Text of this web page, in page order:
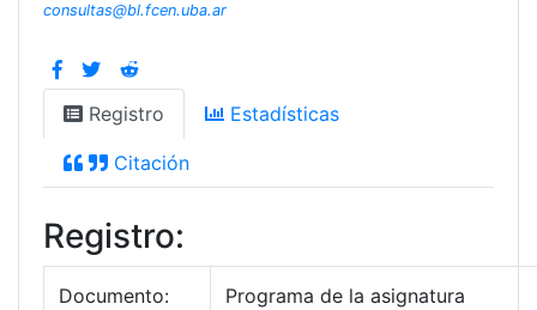
consultas@bl.fcen.uba.ar
Registro Estadísticas
Citación
Registro:
Documento: Programa de la asignatura